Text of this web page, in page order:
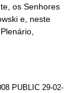
os Senhores
e, neste
PUBLIC 29-02-